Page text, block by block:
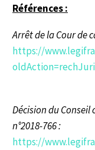
Références :
Arrêt de la Cour de
https://
Décision du
n°2018-766 :
https://